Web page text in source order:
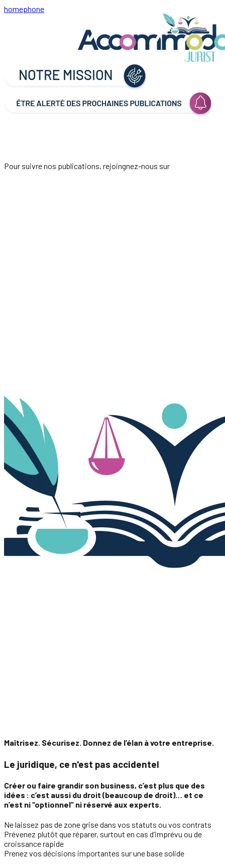
homephone
Pour suivre nos publications, rejoingnez-nous sur
Maîtrisez. Sécurisez. Donnez de l’élan à votre entreprise.
Le juridique, ce n'est pas accidentel
Créer ou faire grandir son business, c’est plus que des
idées : c’est aussi du droit (beaucoup de droit)… et ce
n’est ni “optionnel” ni réservé aux experts.
Ne laissez pas de zone grise dans vos statuts ou vos contrats
Prévenez plutôt que réparer, surtout en cas d’imprévu ou de
croissance rapide
Prenez vos décisions importantes sur une base solide